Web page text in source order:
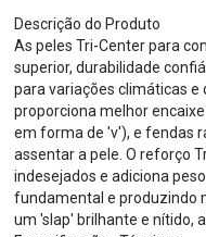
Descrição do Produto
As peles Tri-Center para
superior, durabilidade
para variações climáticas
proporciona melhor
em forma de 'v'), e fendas
assentar a pele. O reforço
indesejados e adiciona
fundamental e produzindo
um 'slap' brilhante e nítido,